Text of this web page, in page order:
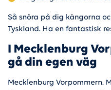
Så snöra på dig kängorna
Tyskland. Ha en fantastisk
I Mecklenburg
gå din egen väg
Mecklenburg Vorpommern.